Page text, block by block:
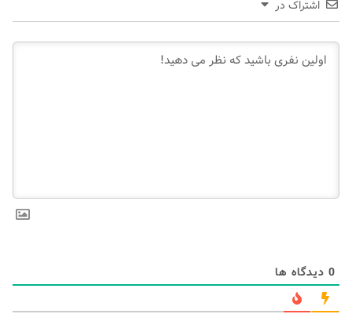
اشتراک در
0 دیدگاه ها